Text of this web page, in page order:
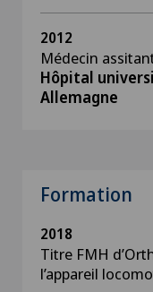
2012
Médecin
Hôpital
Allemagne
Formation
2018
Titre FMH
l’appareil